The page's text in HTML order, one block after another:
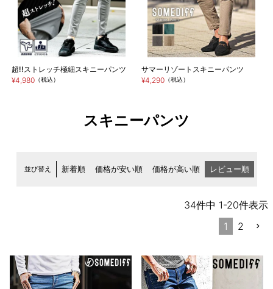
超!!ストレッチ極細スキニーパンツ
¥4,980（税込）
サマーリゾートスキニーパンツ
¥4,290（税込）
スキニーパンツ
並び替え 新着順 価格が安い順 価格が高い順 レビュー順
34件中 1-20件表示
1
2